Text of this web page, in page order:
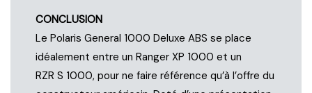
CONCLUSION
Le Polaris General 1000 Deluxe ABS se place
idéalement entre un Ranger XP 1000 et un
RZR S 1000, pour ne faire référence qu’à l’offre du